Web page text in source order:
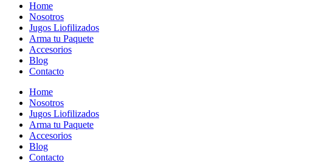
Home
Nosotros
Jugos Liofilizados
Arma tu Paquete
Accesorios
Blog
Contacto
Home
Nosotros
Jugos Liofilizados
Arma tu Paquete
Accesorios
Blog
Contacto